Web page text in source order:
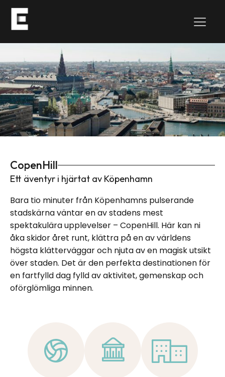
CopenHill
Ett äventyr i hjärtat av Köpenhamn
Bara tio minuter från Köpenhamns pulserande
stadskärna väntar en av stadens mest
spektakulära upplevelser – CopenHill. Här kan ni
åka skidor året runt, klättra på en av världens
högsta klätterväggar och njuta av en magisk utsikt
över staden. Det är den perfekta destinationen för
en fartfylld dag fylld av aktivitet, gemenskap och
oförglömliga minnen.